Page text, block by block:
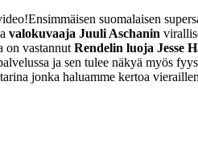
Ensimmäisen suomalaisen
valokuvaaja Juuli Aschanin
on vastannut Rendelin luoja Jesse
ja sen tulee näkyä myös
jonka haluamme kertoa